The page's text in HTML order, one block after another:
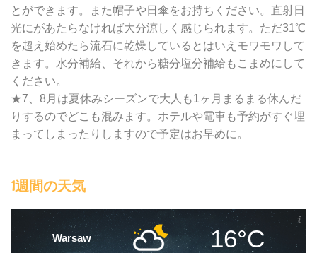
とができます。また帽子や日傘をお持ちください。直射日
光にがあたらなければ大分涼しく感じられます。ただ31℃
を超え始めたら流石に乾燥しているとはいえモワモワして
きます。水分補給、それから糖分塩分補給もこまめにして
ください。
★7、8月は夏休みシーズンで大人も1ヶ月まるまる休んだ
りするのでどこも混みます。ホテルや電車も予約がすぐ埋
まってしまったりしますので予定はお早めに。
1週間の天気
Warsaw 16°C